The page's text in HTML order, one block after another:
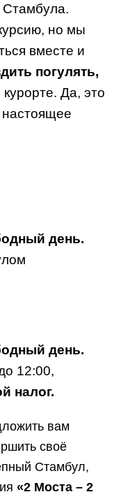
Стамбула.
но мы
вместе и
погулять,
Да, это
день.
день.
12:00,
налог.
вам
своё
Стамбул,
«2 Моста – 2